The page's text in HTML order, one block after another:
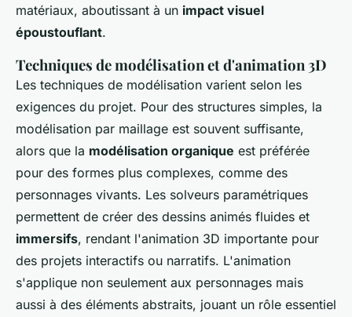
matériaux, aboutissant à un impact visuel
époustouflant.
Techniques de modélisation et d'animation 3D
Les techniques de modélisation varient selon les
exigences du projet. Pour des structures simples, la
modélisation par maillage est souvent suffisante,
alors que la modélisation organique est préférée
pour des formes plus complexes, comme des
personnages vivants. Les solveurs paramétriques
permettent de créer des dessins animés fluides et
immersifs, rendant l'animation 3D importante pour
des projets interactifs ou narratifs. L'animation
s'applique non seulement aux personnages mais
aussi à des éléments abstraits, jouant un rôle essentiel